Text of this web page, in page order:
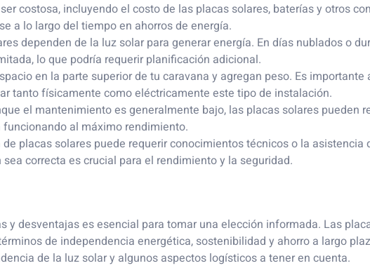
costosa, incluyendo el costo de las placas solares, baterías y otros
a lo largo del tiempo en ahorros de energía.
dependen de la luz solar para generar energía. En días nublados o
lo que podría requerir planificación adicional.
en la parte superior de tu caravana y agregan peso. Es importante
tanto físicamente como eléctricamente este tipo de instalación.
el mantenimiento es generalmente bajo, las placas solares pueden
al máximo rendimiento.
placas solares puede requerir conocimientos técnicos o la asistencia
correcta es crucial para el rendimiento y la seguridad.
y desventajas es esencial para tomar una elección informada. Las
de independencia energética, sostenibilidad y ahorro a largo
de la luz solar y algunos aspectos logísticos a tener en cuenta.